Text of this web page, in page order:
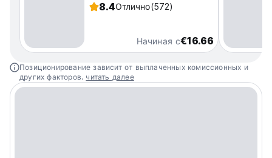
8.4Отлично(572)
Начиная с€16.66
Позиционирование зависит от выплаченных комиссионных и
других факторов. читать далее